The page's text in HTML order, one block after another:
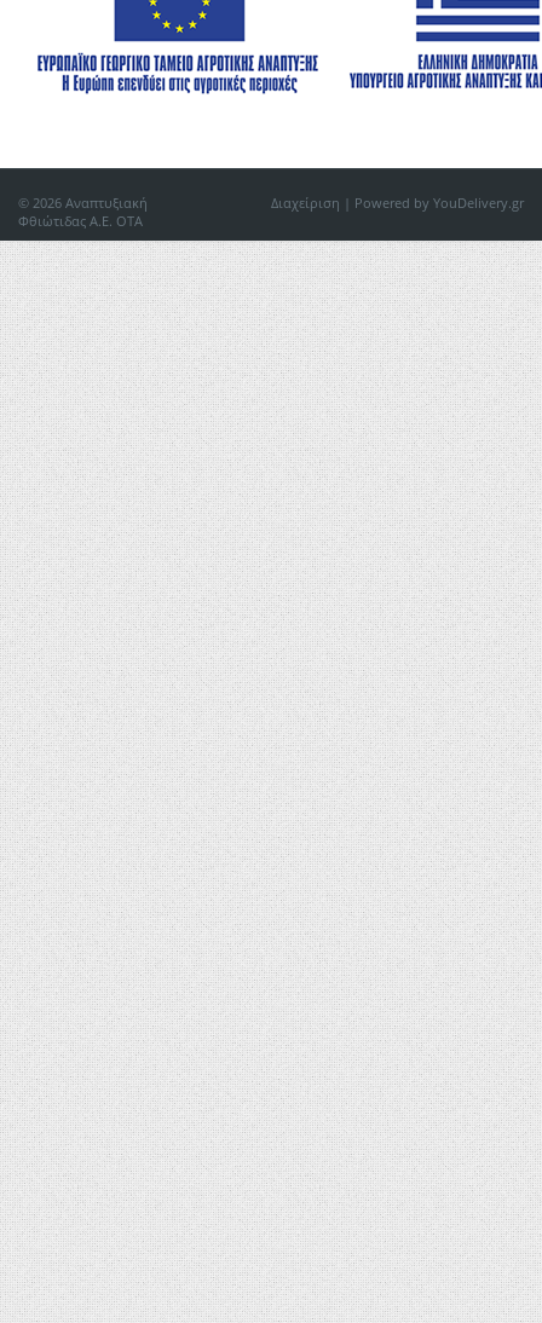
© 2026 Αναπτυξιακή
Φθιώτιδας Α.Ε. ΟΤΑ
Διαχείριση | Powered by YouDelivery.gr